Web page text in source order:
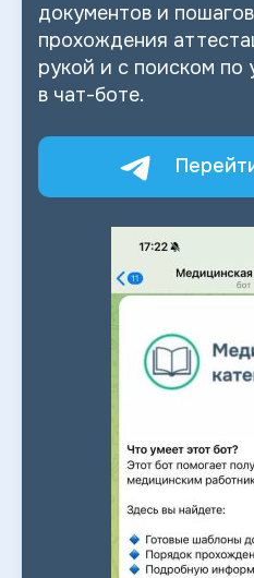
документов и
прохождения
рукой и с поиском по
в чат-боте.